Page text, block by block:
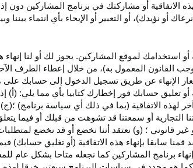
الاتفاقية أو مشاركتك في برنامج المشاركين
نرعاك أو نؤيدك)، أو التعبير أو الإيحاء بأي انتماء
أو استخدامك لموقع المشاركين. يجوز لك أو لنا
القانون المعمول به)، من خلال إعطاء الطرف الآخر
الإنهاء عن طريق تسجيل الدخول إلى حسابك
أو تعليق حسابك فور إخطارك كتابيا بأي مما
لهذه الاتفاقية (بما في ذلك أي سياسة برنامج)
التجارية أو سمعتنا قد تشوهت من قبلك أو فيما
قانوني ؛ (و) نعتقد أننا نخضع أو قد نخضع
قمنا سابقا بإنهاء هذه الاتفاقية (أو تغليق
برنامج المشاركين كما نجعله متاحا بشكل